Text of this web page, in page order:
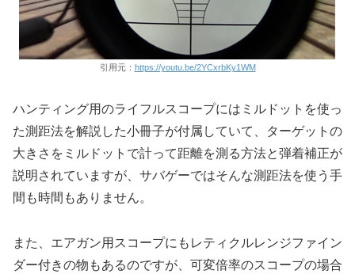
引用元： https://youtu.be/2YCxrbKy1WM
ハンティング用のライフルスコープにはミルドットを使っ
た測距法を解説した小冊子が付属していて、ターゲットの
大きさをミルドットで計って距離を測る方法と弾着補正が
説明されていますが、サバゲーではそんな測距法を使う手
間も時間もありません。
また、エアガン用スコープにもレティクルレンジファイン
ダー付きの物もあるのですが、可変倍率のスコープの場合